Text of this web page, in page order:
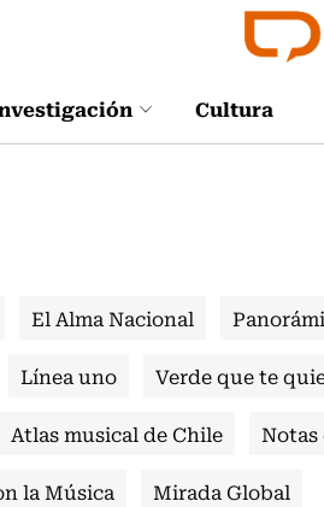
Cultura
El Alma Nacional
Línea uno Verde que te
Atlas musical de Chile Notas
la Música Mirada Global